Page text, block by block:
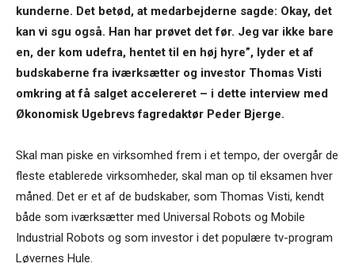
kunderne. Det betød, at medarbejderne sagde: Okay, det
kan vi sgu også. Han har prøvet det før. Jeg var ikke bare
en, der kom udefra, hentet til en høj hyre”, lyder et af
budskaberne fra iværksætter og investor Thomas Visti
omkring at få salget accelereret – i dette interview med
Økonomisk Ugebrevs fagredaktør Peder Bjerge.
Skal man piske en virksomhed frem i et tempo, der overgår de
fleste etablerede virksomheder, skal man op til eksamen hver
måned. Det er et af de budskaber, som Thomas Visti, kendt
både som iværksætter med Universal Robots og Mobile
Industrial Robots og som investor i det populære tv-program
Løvernes Hule.